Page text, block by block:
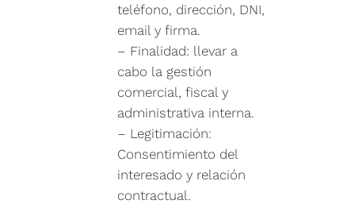
teléfono, dirección, DNI,
email y firma.
– Finalidad: llevar a
cabo la gestión
comercial, fiscal y
administrativa interna.
– Legitimación:
Consentimiento del
interesado y relación
contractual.